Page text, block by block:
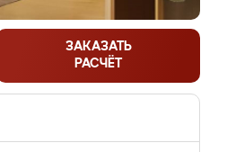
ЗАКАЗАТЬ
РАСЧЁТ